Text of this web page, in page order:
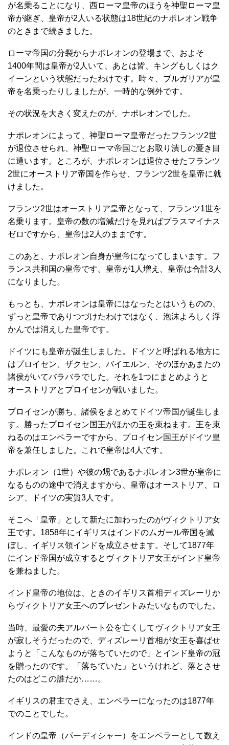
が名乗ることになり、西ローマ皇帝のほうを神聖ローマ皇
帝が継ぎ、皇帝が2人いる状態は18世紀のナポレオン戦争
のときまで続きました。
ローマ帝国の分裂からナポレオンの登場まで、およそ
1400年間は皇帝が2人いて、あとは皆、キングもしくはク
イーンという状態だったわけです。時々、ブルガリアが皇
帝を名乗ったりしましたが、一時的な例外です。
その状況を大きく変えたのが、ナポレオンでした。
ナポレオンによって、神聖ローマ皇帝だったフランツ2世
が退位させられ、神聖ローマ帝国ごとお取り潰しの憂き目
に遭います。ところが、ナポレオンは退位させたフランツ
2世にオーストリア帝国を作らせ、フランツ2世を皇帝に就
けました。
フランツ2世はオーストリア皇帝となって、フランツ1世を
名乗ります。皇帝の数の増減だけを見ればプラスマイナス
ゼロですから、皇帝は2人のままです。
このあと、ナポレオン自身が皇帝になってしまいます。フ
ランス共和国の皇帝です。皇帝が1人増え、皇帝は合計3人
になりました。
もっとも、ナポレオンは皇帝にはなったとはいうものの、
ずっと皇帝でありつづけたわけではなく、泡沫よろしく浮
かんでは消えした皇帝です。
ドイツにも皇帝が誕生しました。ドイツと呼ばれる地方に
はプロイセン、ザクセン、バイエルン、そのほかあまたの
諸侯がいてバラバラでした。それを1つにまとめようと
オーストリアとプロイセンが戦いました。
プロイセンが勝ち、諸侯をまとめてドイツ帝国が誕生しま
す。勝ったプロイセン国王がほかの王を束ねます。王を束
ねるのはエンペラーですから、プロイセン国王がドイツ皇
帝を兼任しました。これで皇帝は4人です。
ナポレオン（1世）や彼の甥であるナポレオン3世が皇帝に
なるものの途中で消えますから、皇帝はオーストリア、ロ
シア、ドイツの実質3人です。
そこへ「皇帝」として新たに加わったのがヴィクトリア女
王です。1858年にイギリスはインドのムガール帝国を滅
ぼし、イギリス領インドを成立させます。そして1877年
にインド帝国が成立するとヴィクトリア女王がインド皇帝
を兼ねました。
インド皇帝の地位は、ときのイギリス首相ディズレーリか
らヴィクトリア女王へのプレゼントみたいなものでした。
当時、最愛の夫アルバート公を亡くしてヴィクトリア女王
が寂しそうだったので、ディズレーリ首相が女王を喜ばせ
ようと「こんなものが落ちていたので」とインド皇帝の冠
を贈ったのです。「落ちていた」というけれど、落とさせ
たのはどこの誰だか……。
イギリスの君主でさえ、エンペラーになったのは1877年
でのことでした。
インドの皇帝（パーディシャー）をエンペラーとして数え